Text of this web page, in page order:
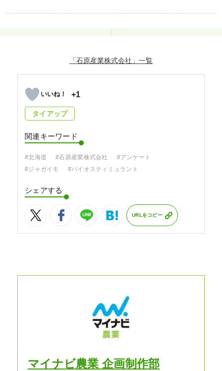
「石原産業株式会社」
+1
タイアップ
関連キーワード
#北海道 #石原産業株式会社
#アンケート
#ジャガイモ
#バイオスティミュラント
シェアする
URLをコピー
マイナビ農業 企画制作部